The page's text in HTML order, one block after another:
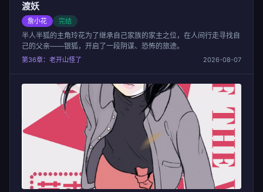
渡妖
詹小花 完结
半人半狐的主角玲花为了继承自己家族的家主之位，在人间行走寻找自
己的父亲——银狐，开启了一段阴谋、恐怖的旅途。
第36章：老开山怪了 2026-08-07